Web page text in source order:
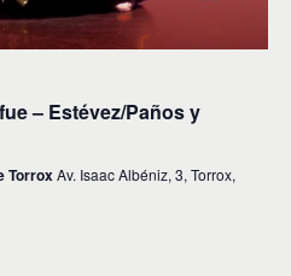
– Estévez/Paños y
TorroxAv. Isaac Albéniz, 3, Torrox,